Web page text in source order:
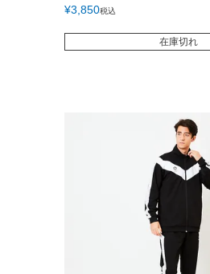
¥3,850税込
在庫切れ